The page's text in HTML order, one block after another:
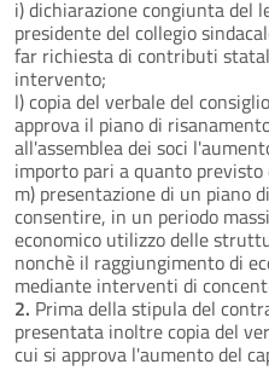
i) dichiarazione congiunta del
presidente del collegio
far richiesta di contributi
intervento;
l) copia del verbale del
approva il piano di
all'assemblea dei soci
importo pari a quanto
m) presentazione di un piano
consentire, in un periodo
economico utilizzo delle
nonchè il raggiungimento di
mediante interventi di
2. Prima della stipula del
presentata inoltre copia del
cui si approva l'aumento del